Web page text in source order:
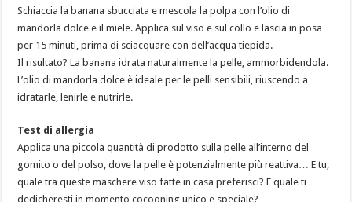
Schiaccia la banana sbucciata e mescola la polpa con l’olio di
mandorla dolce e il miele. Applica sul viso e sul collo e lascia in posa
per 15 minuti, prima di sciacquare con dell’acqua tiepida.
Il risultato? La banana idrata naturalmente la pelle, ammorbidendola.
L’olio di mandorla dolce è ideale per le pelli sensibili, riuscendo a
idratarle, lenirle e nutrirle.
Test di allergia
Applica una piccola quantità di prodotto sulla pelle all’interno del
gomito o del polso, dove la pelle è potenzialmente più reattiva… E tu,
quale tra queste maschere viso fatte in casa preferisci? E quale ti
dedicheresti in momento cocooning unico e speciale?